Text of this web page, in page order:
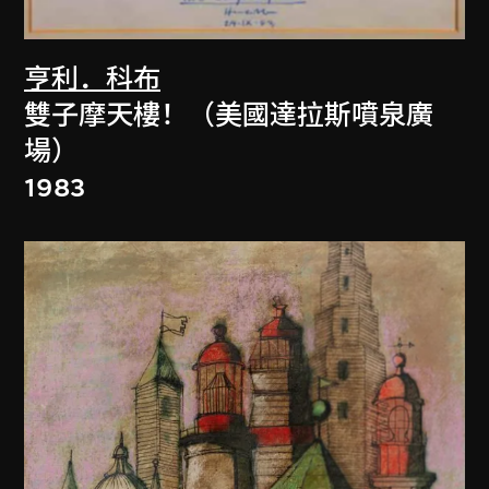
亨利．科布
雙子摩天樓！（美國達拉斯噴泉廣
場）
1983